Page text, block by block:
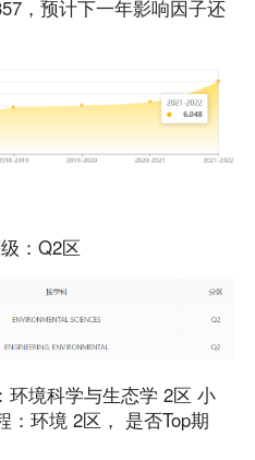
，预计下一年影响因子还
：Q2区
境科学与生态学 2区 小
：环境 2区， 是否Top期